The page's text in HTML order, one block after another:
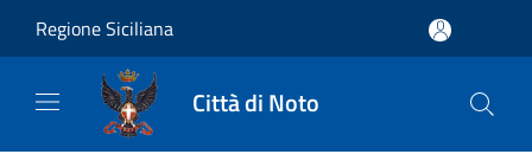
Regione Siciliana
Città di Noto